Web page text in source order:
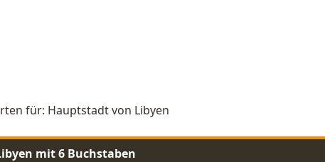
für: Hauptstadt von Libyen
mit 6 Buchstaben